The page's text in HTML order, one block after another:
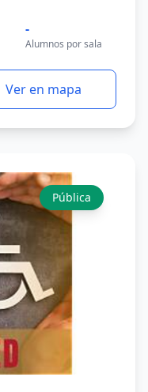
-
Alumnos por sala
Ver en mapa
Pública